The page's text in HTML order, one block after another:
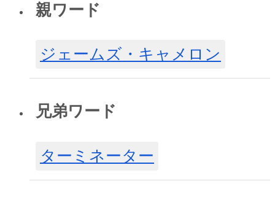
親ワード
ジェームズ・キャメロン
兄弟ワード
ターミネーター